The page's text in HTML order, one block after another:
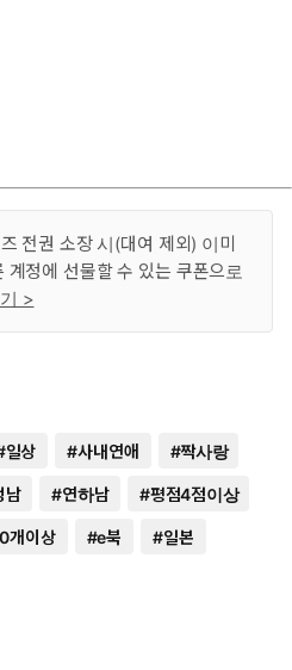
전권 소장 시(대여 제외) 이미
정에 선물할 수 있는 쿠폰으로
>
일상 #사내연애 #짝사랑
남 #연하남 #평점4점이상
개이상 #e북 #일본